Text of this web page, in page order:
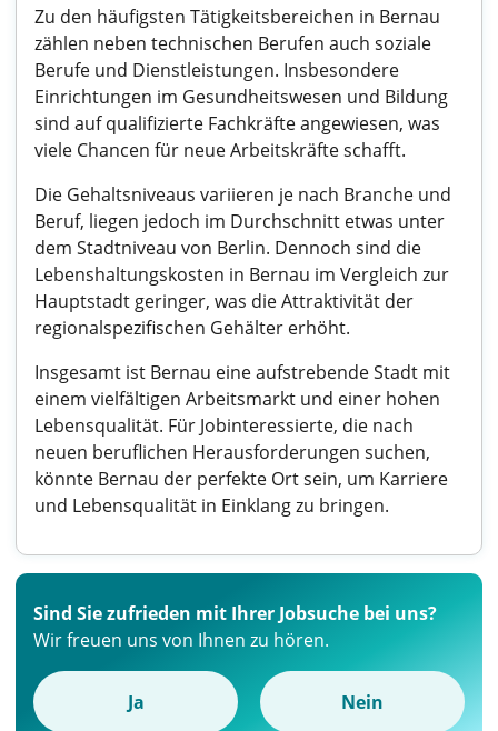
Zu den häufigsten Tätigkeitsbereichen in Bernau
zählen neben technischen Berufen auch soziale
Berufe und Dienstleistungen. Insbesondere
Einrichtungen im Gesundheitswesen und Bildung
sind auf qualifizierte Fachkräfte angewiesen, was
viele Chancen für neue Arbeitskräfte schafft.
Die Gehaltsniveaus variieren je nach Branche und
Beruf, liegen jedoch im Durchschnitt etwas unter
dem Stadtniveau von Berlin. Dennoch sind die
Lebenshaltungskosten in Bernau im Vergleich zur
Hauptstadt geringer, was die Attraktivität der
regionalspezifischen Gehälter erhöht.
Insgesamt ist Bernau eine aufstrebende Stadt mit
einem vielfältigen Arbeitsmarkt und einer hohen
Lebensqualität. Für Jobinteressierte, die nach
neuen beruflichen Herausforderungen suchen,
könnte Bernau der perfekte Ort sein, um Karriere
und Lebensqualität in Einklang zu bringen.
Sind Sie zufrieden mit Ihrer Jobsuche bei uns?
Wir freuen uns von Ihnen zu hören.
Ja Nein